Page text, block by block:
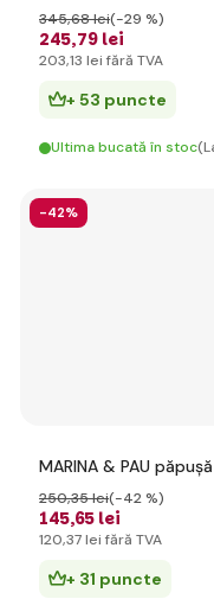
245,79 lei
345,68 lei(-29 %)
203,13 lei fără TVA
+ 53 puncte
Ultima bucată în stoc
-42%
MARINA & PAU
145,65 lei
250,35 lei(-42 %)
120,37 lei fără TVA
+ 31 puncte